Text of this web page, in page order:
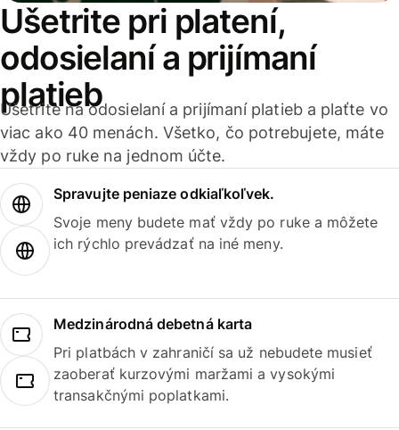
Ušetrite pri platení,
odosielaní a prijímaní
platieb
Ušetrite na odosielaní a prijímaní platieb a plaťte vo
viac ako 40 menách. Všetko, čo potrebujete, máte
vždy po ruke na jednom účte.
Spravujte peniaze odkiaľkoľvek.
Svoje meny budete mať vždy po ruke a môžete
ich rýchlo prevádzať na iné meny.
Medzinárodná debetná karta
Pri platbách v zahraničí sa už nebudete musieť
zaoberať kurzovými maržami a vysokými
transakčnými poplatkami.